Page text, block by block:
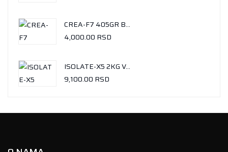
CREA-F7 405GR BALLINESE MANGO
4,000.00 RSD
ISOLATE-X5 2KG VANILA-ICE CREAM
9,100.00 RSD